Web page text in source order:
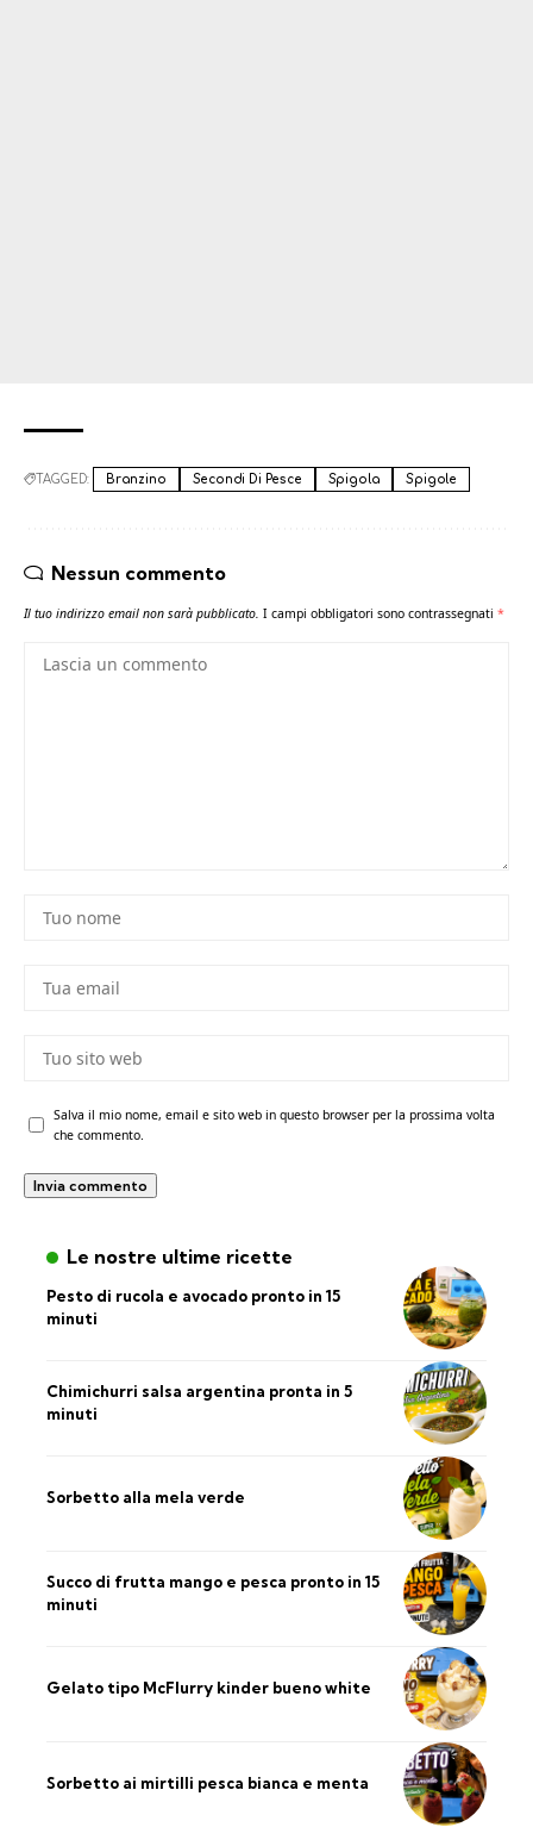
TAGGED: Branzino Secondi Di Pesce Spigola Spigole
Nessun commento
Il tuo indirizzo email non sarà pubblicato. I campi obbligatori sono contrassegnati *
Salva il mio nome, email e sito web in questo browser per la prossima volta
che commento.
Le nostre ultime ricette
Pesto di rucola e avocado pronto in 15
minuti
Chimichurri salsa argentina pronta in 5
minuti
Sorbetto alla mela verde
Succo di frutta mango e pesca pronto in 15
minuti
Gelato tipo McFlurry kinder bueno white
Sorbetto ai mirtilli pesca bianca e menta